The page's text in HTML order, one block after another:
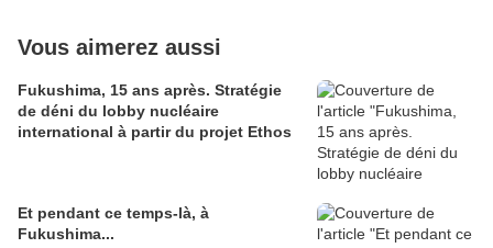
Vous aimerez aussi
Fukushima, 15 ans après. Stratégie
de déni du lobby nucléaire
international à partir du projet Ethos
Et pendant ce temps-là, à
Fukushima...